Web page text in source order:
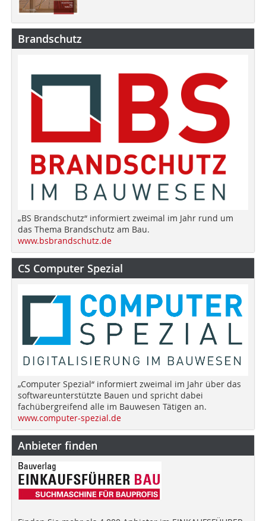
Brandschutz
„BS Brandschutz“ informiert zweimal im Jahr rund um
das Thema Brandschutz am Bau.
www.bsbrandschutz.de
CS Computer Spezial
„Computer Spezial“ informiert zweimal im Jahr über das
softwareunterstützte Bauen und spricht dabei
fachübergreifend alle im Bauwesen Tätigen an.
www.computer-spezial.de
Anbieter finden